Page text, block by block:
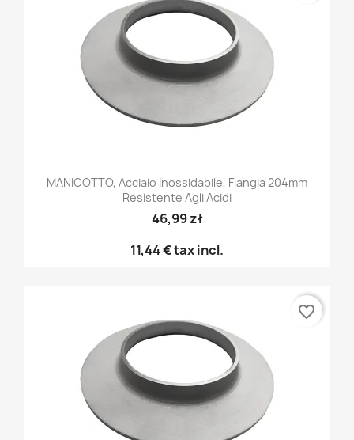
MANICOTTO, Acciaio Inossidabile, Flangia 204mm
Resistente Agli Acidi
46,99 zł
11,44 €tax incl.
favorite_border